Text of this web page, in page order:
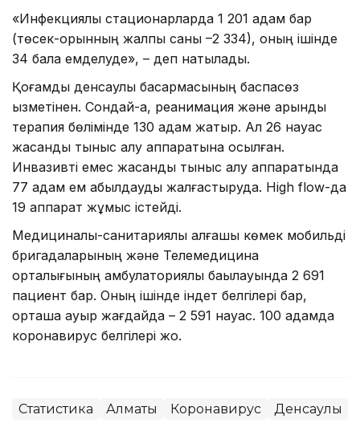
«Инфекциялық стационарларда 1 201 адам бар
(төсек-орынның жалпы саны –2 334), оның ішінде
34 бала емделуде», – деп нақтылады.
Қоғамдық денсаулық басқармасының баспасөз
қызметінен. Сондай-ақ, реанимация және қарқынды
терапия бөлімінде 130 адам жатыр. Ал 26 науқас
жасанды тыныс алу аппаратына қосылған.
Инвазивті емес жасанды тыныс алу аппаратында
77 адам ем қабылдауды жалғастыруда. High flow-да
19 аппарат жұмыс істейді.
Медициналық-санитариялық алғашқы көмек мобильді
бригадаларының және Телемедицина
орталығының амбулаториялық бақылауында 2 691
пациент бар. Оның ішінде індет белгілері бар,
орташа ауыр жағдайда – 2 591 науқас. 100 адамда
коронавирус белгілері жоқ.
Статистика Алматы Коронавирус Денсаулық